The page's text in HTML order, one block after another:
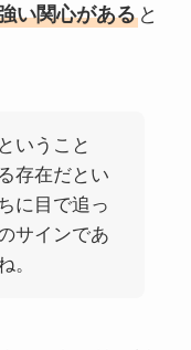
い関心があると
いうこと
存在だとい
に目で追っ
サインであ
。